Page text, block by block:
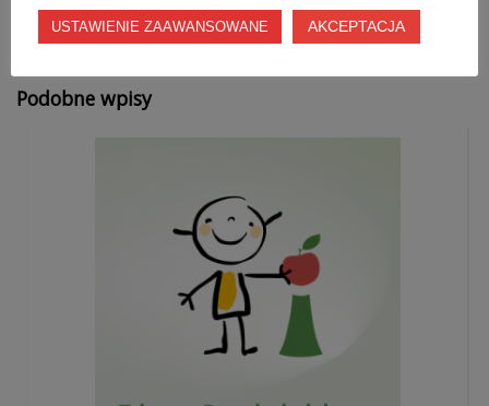
Podobne wpisy
USTAWIENIE ZAAWANSOWANE AKCEPTACJA